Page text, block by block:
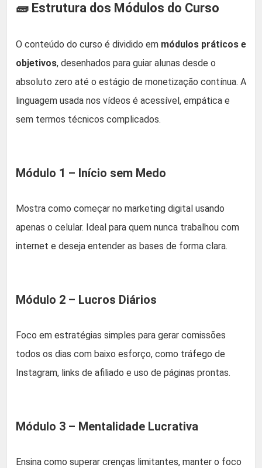
🧱 Estrutura dos Módulos do Curso
O conteúdo do curso é dividido em módulos práticos e
objetivos, desenhados para guiar alunas desde o
absoluto zero até o estágio de monetização contínua. A
linguagem usada nos vídeos é acessível, empática e
sem termos técnicos complicados.
Módulo 1 – Início sem Medo
Mostra como começar no marketing digital usando
apenas o celular. Ideal para quem nunca trabalhou com
internet e deseja entender as bases de forma clara.
Módulo 2 – Lucros Diários
Foco em estratégias simples para gerar comissões
todos os dias com baixo esforço, como tráfego de
Instagram, links de afiliado e uso de páginas prontas.
Módulo 3 – Mentalidade Lucrativa
Ensina como superar crenças limitantes, manter o foco